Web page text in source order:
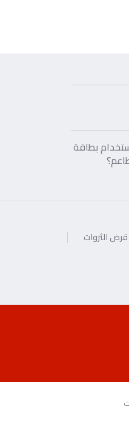
بطاقة
الثروات